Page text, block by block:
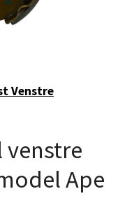
Venstre
venstre
Ape